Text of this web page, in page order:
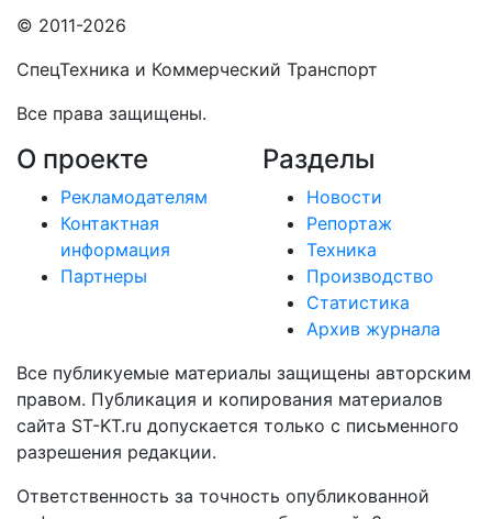
© 2011-2026
СпецТехника и Коммерческий Транспорт
Все права защищены.
О проекте
Рекламодателям
Контактная
информация
Партнеры
Разделы
Новости
Репортаж
Техника
Производство
Статистика
Архив журнала
Все публикуемые материалы защищены авторским
правом. Публикация и копирования материалов
сайта ST-KT.ru допускается только с письменного
разрешения редакции.
Ответственность за точность опубликованной